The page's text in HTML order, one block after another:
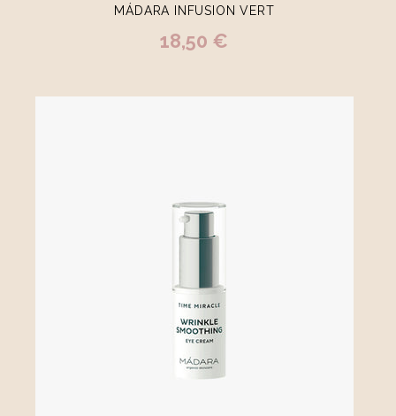
MÁDARA INFUSION VERT
18,50 €